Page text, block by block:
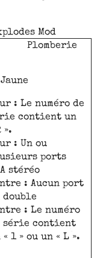
Mod
Plomberie
: Le numéro de
contient un
».
: Un ou
ports
stéréo
: Aucun port
double
: Le numéro
série contient
« 1 » ou un « L ».